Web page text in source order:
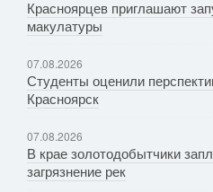
Красноярцев приглашают
макулатуры
07.08.2026
Студенты оценили
Красноярск
07.08.2026
В крае золотодобытчики
загрязнение рек